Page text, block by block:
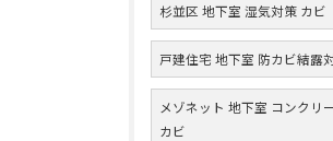
杉並区 地下室 湿気対策 カビ
戸建住宅 地下室 防カビ結露
メゾネット 地下室 コンクリ
カビ